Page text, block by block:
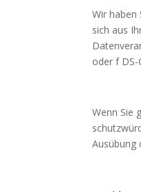
Wir haben
sich aus
oder f DS-
Wenn Sie
Ausübung